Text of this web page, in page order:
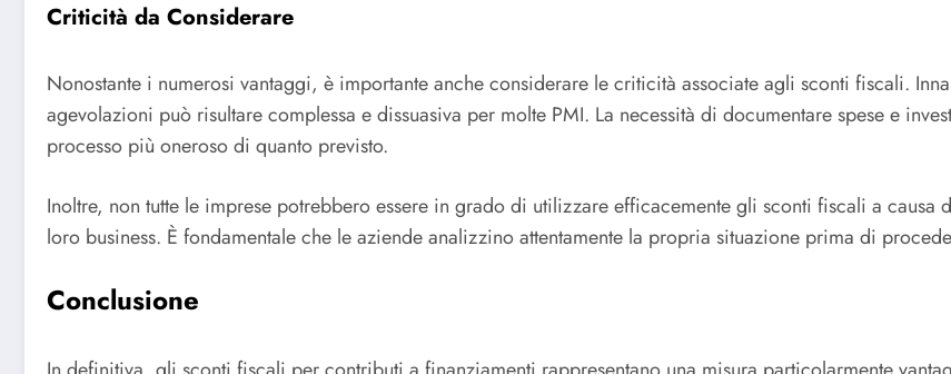
Criticità da Considerare
Nonostante i numerosi vantaggi, è importante anche considerare le criticità associate agli sconti fiscali.
agevolazioni può risultare complessa e dissuasiva per molte PMI. La necessità di documentare spese e
processo più oneroso di quanto previsto.
Inoltre, non tutte le imprese potrebbero essere in grado di utilizzare efficacemente gli sconti fiscali a
loro business. È fondamentale che le aziende analizzino attentamente la propria situazione prima di
Conclusione